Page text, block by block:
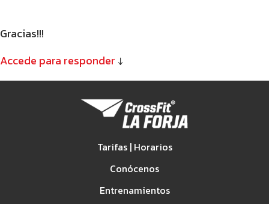
Gracias!!!
Accede para responder ↓
Tarifas | Horarios
Conócenos
Entrenamientos